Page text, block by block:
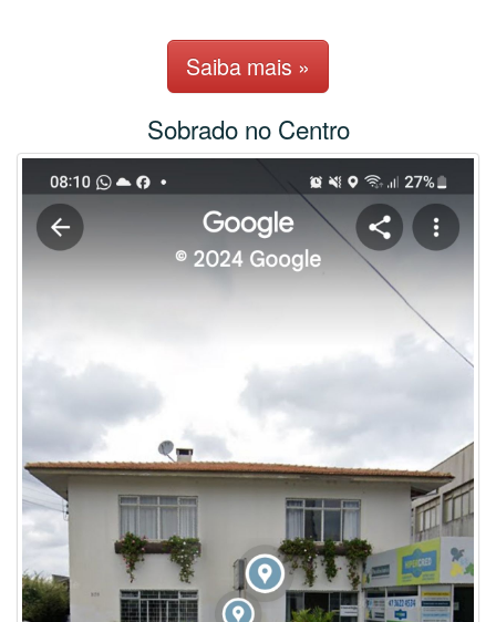
Saiba mais »
Sobrado no Centro